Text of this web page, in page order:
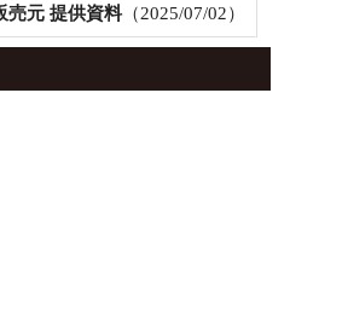
売元 提供資料（2025/07/02）